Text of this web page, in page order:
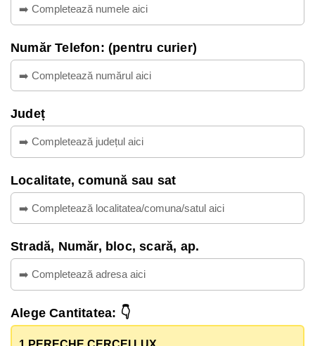
Număr Telefon: (pentru curier)
Județ
Localitate, comună sau sat
Stradă, Număr, bloc, scară, ap.
Alege Cantitatea: 👇